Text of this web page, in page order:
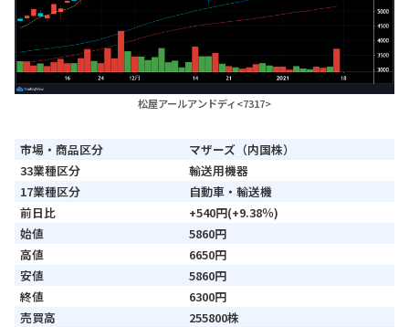
松屋アールアンドディ<7317>
市場・商品区分
マザーズ（内国株）
33業種区分
輸送用機器
17業種区分
自動車・輸送機
前日比
+540円(+9.38％)
始値
5860円
高値
6650円
安値
5860円
終値
6300円
売買高
255800株